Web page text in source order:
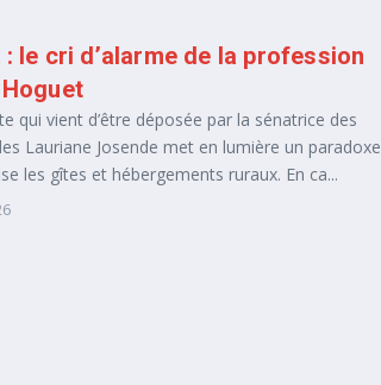
le cri d’alarme de la profession
qui vient d’être déposée par la sénatrice des
Lauriane Josende met en lumière un paradoxe
les gîtes et hébergements ruraux. En ca...